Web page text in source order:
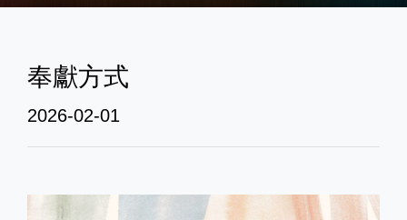
奉獻方式
2026-02-01